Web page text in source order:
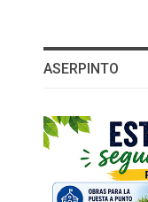
ASERPINTO